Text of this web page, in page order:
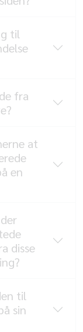
til
fra
at
en
disse
til
sin